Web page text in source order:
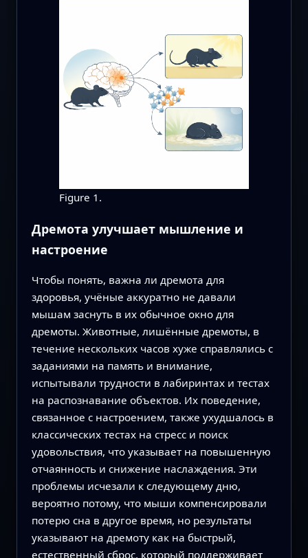
Figure 1.
Дремота улучшает мышление и
настроение
Чтобы понять, важна ли дремота для
здоровья, учёные аккуратно не давали
мышам заснуть в их обычное окно для
дремоты. Животные, лишённые дремоты, в
течение нескольких часов хуже справлялись с
заданиями на память и внимание,
испытывали трудности в лабиринтах и тестах
на распознавание объектов. Их поведение,
связанное с настроением, также ухудшалось в
классических тестах на стресс и поиск
удовольствия, что указывает на повышенную
отчаянность и снижение наслаждения. Эти
проблемы исчезали к следующему дню,
вероятно потому, что мыши компенсировали
потерю сна в другое время, но результаты
указывают на дремоту как на быстрый,
естественный сброс, который поддерживает